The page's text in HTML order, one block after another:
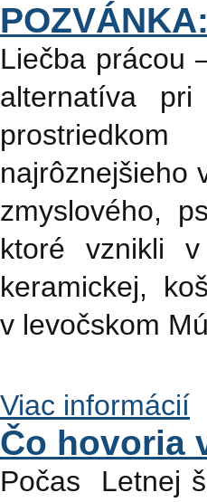
Liečba prácou
alternatíva
najrôznejšieho
zmyslového,
ktoré vznikli v
keramickej,
v levočskom
Viac informácií
Čo hovoria
Počas Letnej